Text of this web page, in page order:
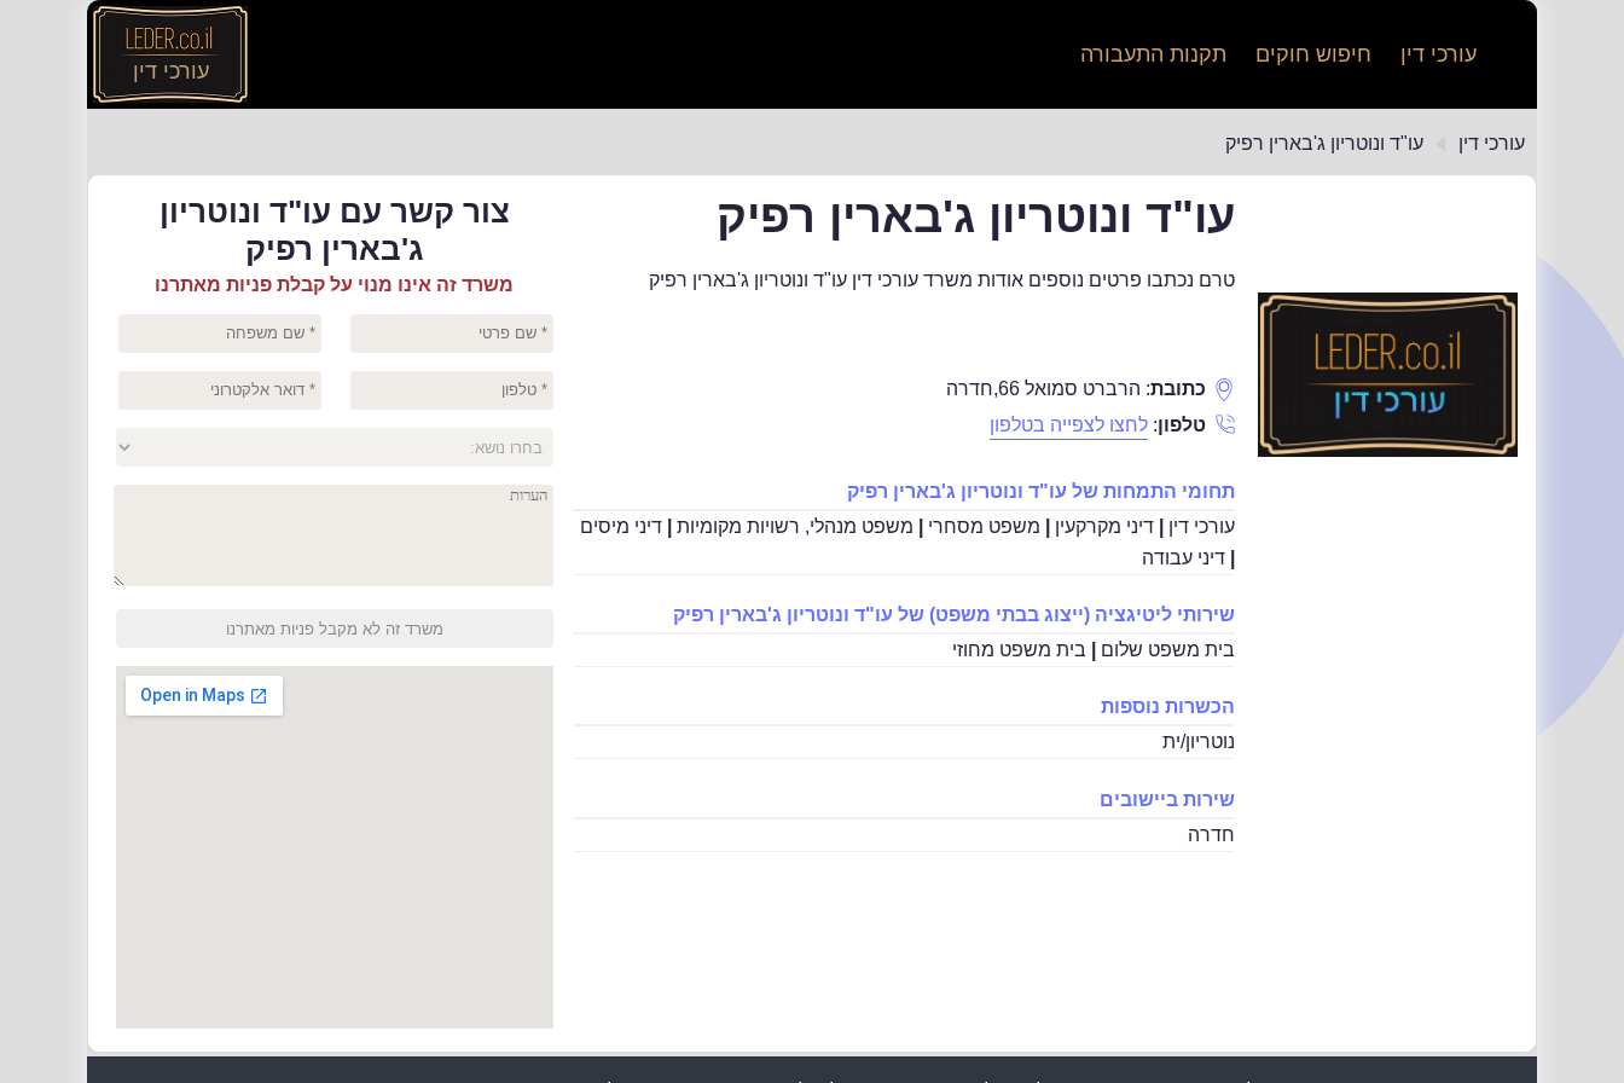
עורכי דין חיפוש חוקים תקנות התעבורה
עורכי דין
עורכי דין עו"ד ונוטריון ג'בארין רפיק
עו"ד ונוטריון ג'בארין רפיק
טרם נכתבו פרטים נוספים אודות משרד עורכי דין עו"ד ונוטריון ג'בארין רפיק
כתובת: הרברט סמואל 66 ,חדרה
טלפון: לחצו לצפייה בטלפון
תחומי התמחות של עו"ד ונוטריון ג'בארין רפיק
עורכי דין
דיני מקרקעין משפט מסחרי משפט מנהלי, רשויות מקומיות
דיני מיסים
דיני עבודה
שירותי ליטיגציה (ייצוג בבתי משפט) של עו"ד ונוטריון ג'בארין רפיק
בית משפט שלום
בית משפט מחוזי
הכשרות נוספות
נוטריון/ית
שירות ביישובים
חדרה
צור קשר עם עו"ד ונוטריון
ג'בארין רפיק
משרד זה אינו מנוי על קבלת פניות מאתרנו